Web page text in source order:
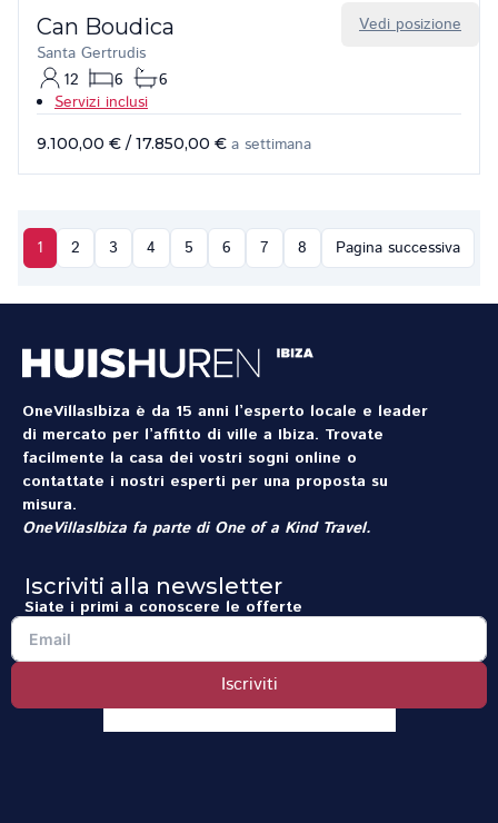
Vedi posizione
Can Boudica
Santa Gertrudis
12
6
6
Servizi inclusi
9.100,00 € / 17.850,00 € a settimana
1 2 3 4 5 6 7 8 Pagina successiva
OneVillasIbiza è da 15 anni l’esperto locale e leader
di mercato per l’affitto di ville a Ibiza. Trovate
facilmente la casa dei vostri sogni online o
contattate i nostri esperti per una proposta su
misura.
OneVillasIbiza fa parte di One of a Kind Travel.
Iscriviti alla newsletter
Siate i primi a conoscere le offerte
Iscriviti